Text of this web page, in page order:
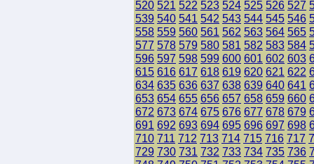
520 521 522 523 524 525 526 527
539 540 541 542 543 544 545 546
558 559 560 561 562 563 564 565
577 578 579 580 581 582 583 584
596 597 598 599 600 601 602 603
615 616 617 618 619 620 621 622
634 635 636 637 638 639 640 641
653 654 655 656 657 658 659 660
672 673 674 675 676 677 678 679
691 692 693 694 695 696 697 698
710 711 712 713 714 715 716 717
729 730 731 732 733 734 735 736